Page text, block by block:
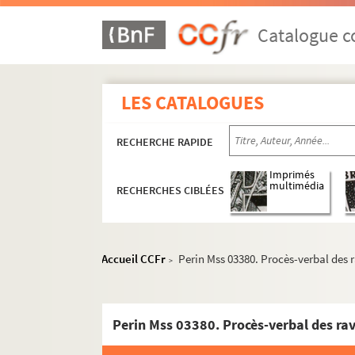
Catalogue
LES CATALOGUES
RECHERCHE RAPIDE
RECHERCHES CIBLÉES
Imprimés
multimédia
Accueil CCFr > Perin Mss 03380. Procès-verbal
Proix
Prouvais
Puisieux-et-Clanlieu
Quincy.
Renansart
Rozoy-sur-Serre
Perin Mss 03360. Chartes et extraits
Perin Mss 03361 GF. Lettre des